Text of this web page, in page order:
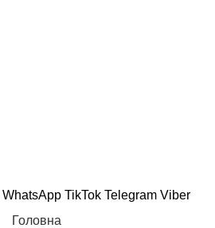
WhatsApp TikTok Telegram Viber
Головна